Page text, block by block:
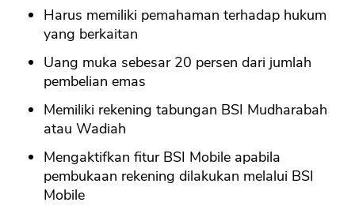
Harus memiliki pemahaman terhadap hukum
yang berkaitan
Uang muka sebesar 20 persen dari jumlah
pembelian emas
Memiliki rekening tabungan BSI Mudharabah
atau Wadiah
Mengaktifkan fitur BSI Mobile apabila
pembukaan rekening dilakukan melalui BSI
Mobile